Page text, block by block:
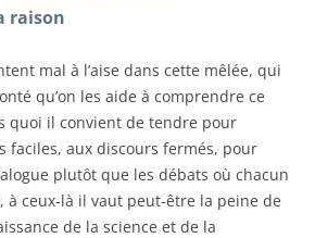
raison
mal à l’aise dans cette mêlée, qui
qu’on les aide à comprendre ce
quoi il convient de tendre pour
faciles, aux discours fermés, pour
plutôt que les débats où chacun
à ceux-là il vaut peut-être la peine de
de la science et de la